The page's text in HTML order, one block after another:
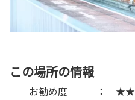
この場所の情報
お勧め度 ： ★★